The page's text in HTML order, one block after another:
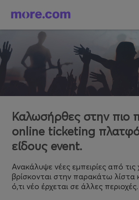
Καλωσήρθες στην πιο
online ticketing
είδους event.
Ανακάλυψε νέες εμπειρίες από
βρίσκονται στην παρακάτω λίστα
ό,τι νέο έρχεται σε άλλες περιοχές.